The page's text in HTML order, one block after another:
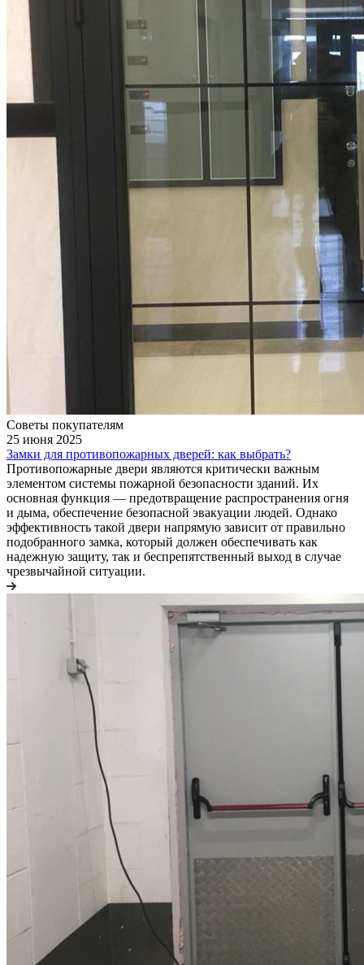
Советы покупателям
25 июня 2025
Замки для противопожарных дверей: как выбрать?
Противопожарные двери являются критически важным
элементом системы пожарной безопасности зданий. Их
основная функция — предотвращение распространения огня
и дыма, обеспечение безопасной эвакуации людей. Однако
эффективность такой двери напрямую зависит от правильно
подобранного замка, который должен обеспечивать как
надежную защиту, так и беспрепятственный выход в случае
чрезвычайной ситуации.